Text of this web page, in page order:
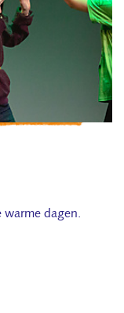
warme dagen.